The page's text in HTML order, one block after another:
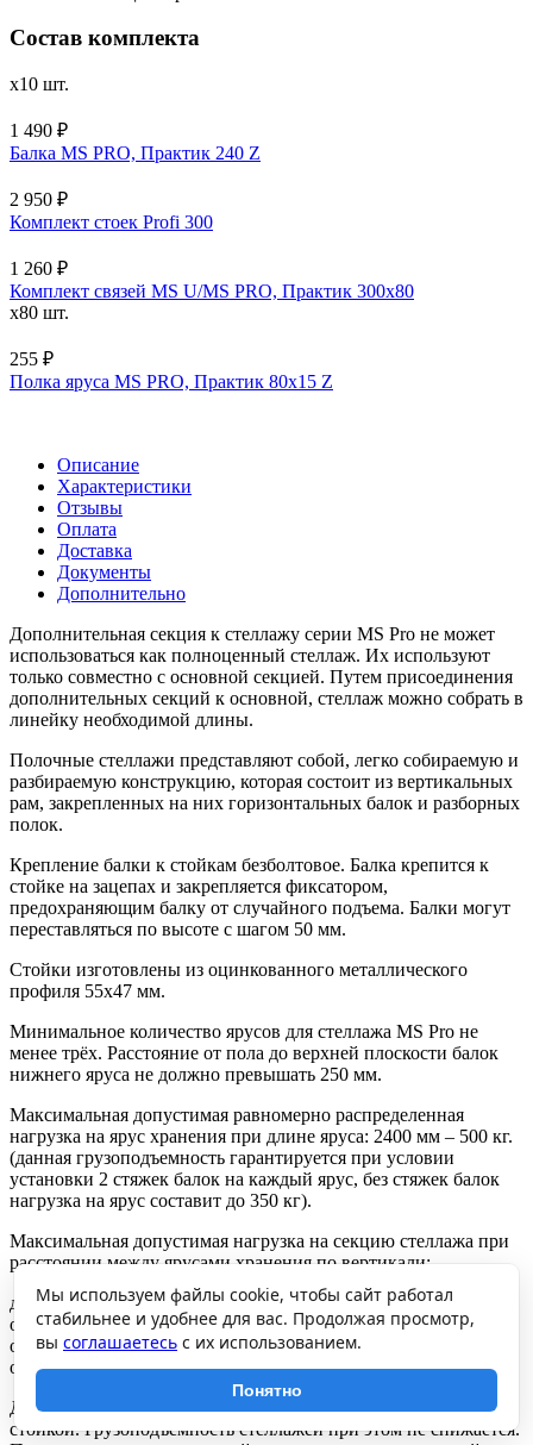
Состав комплекта
x10 шт.
1 490 ₽
Балка MS PRO, Практик 240 Z
2 950 ₽
Комплект стоек Profi 300
1 260 ₽
Комплект связей MS U/MS PRO, Практик 300x80
x80 шт.
255 ₽
Полка яруса MS PRO, Практик 80х15 Z
Описание
Характеристики
Отзывы
Оплата
Доставка
Документы
Дополнительно
Дополнительная секция к стеллажу серии MS Pro не может
использоваться как полноценный стеллаж. Их используют
только совместно с основной секцией. Путем присоединения
дополнительных секций к основной, стеллаж можно собрать в
линейку необходимой длины.
Полочные стеллажи представляют собой, легко собираемую и
разбираемую конструкцию, которая состоит из вертикальных
рам, закрепленных на них горизонтальных балок и разборных
полок.
Крепление балки к стойкам безболтовое. Балка крепится к
стойке на зацепах и закрепляется фиксатором,
предохраняющим балку от случайного подъема. Балки могут
переставляться по высоте с шагом 50 мм.
Стойки изготовлены из оцинкованного металлического
профиля 55х47 мм.
Минимальное количество ярусов для стеллажа MS Pro не
менее трёх. Расстояние от пола до верхней плоскости балок
нижнего яруса не должно превышать 250 мм.
Максимальная допустимая равномерно распределенная
нагрузка на ярус хранения при длине яруса: 2400 мм – 500 кг.
(данная грузоподъемность гарантируется при условии
установки 2 стяжек балок на каждый ярус, без стяжек балок
нагрузка на ярус составит до 350 кг).
Максимальная допустимая нагрузка на секцию стеллажа при
расстоянии между ярусами хранения по вертикали:
до 750 мм – 2500 кг,
от 750 до 1000 мм – 1500 кг,
от 1000 до 1250 мм – 1050 кг,
от 1250 до 2000 мм – 500 кг.
Допускается собирать стеллажи в линию с общей средней
стойкой. Грузоподъемность стеллажей при этом не снижается.
Мы используем файлы cookie, чтобы сайт работал
стабильнее и удобнее для вас. Продолжая просмотр,
вы соглашаетесь с их использованием.
Понятно